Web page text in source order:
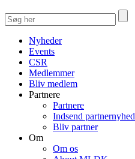
Nyheder
Events
CSR
Medlemmer
Bliv medlem
Partnere
Partnere
Indsend partnernyhed
Bliv partner
Om
Om os